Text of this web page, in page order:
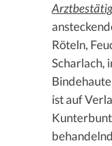
Röteln,
Scharlach,
ist auf